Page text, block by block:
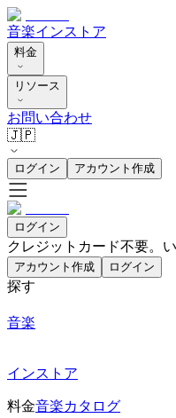
音楽インストア
料金
リソース
お問い合わせ
🇯🇵
ログイン アカウント作成
ログイン
クレジットカード不要。
アカウント作成 ログイン
探す
音楽
インストア
料金音楽カタログ